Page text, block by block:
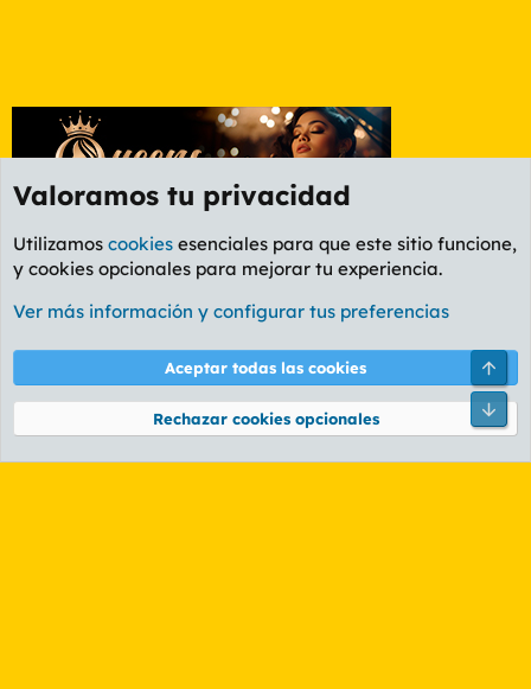
Etiquetas
Cookies
PL OLDSTYLE AMARILLO
Términos y reglas Política de privacidad Ayuda
Community platform by XenForo® © 2010-2026 XenForo Ltd.
Valoramos tu privacidad
Utilizamos cookies esenciales para que este sitio funcione,
y cookies opcionales para mejorar tu experiencia.
Ver más información y configurar tus preferencias
Aceptar todas las cookies
Rechazar cookies opcionales
Pie